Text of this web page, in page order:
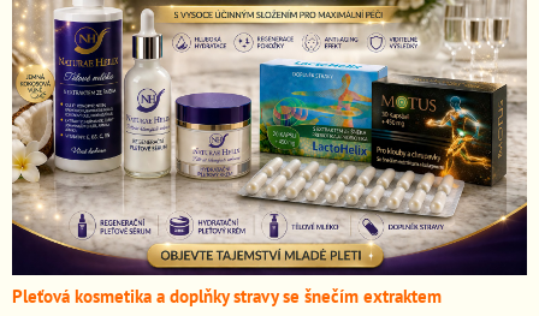
Pleťová kosmetika a doplňky stravy se šnečím extraktem